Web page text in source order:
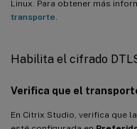
Linux. Para obtener más
transporte
Habilita el cifrado
Verifica que el
En Citrix Studio, verifica que